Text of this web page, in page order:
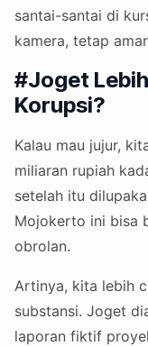
santai-santai di
kamera, tetap
#Joget
Korupsi?
Kalau mau jujur,
miliaran rupiah
setelah itu
Mojokerto ini bisa
obrolan.
Artinya, kita lebih
substansi. Joget
laporan fiktif